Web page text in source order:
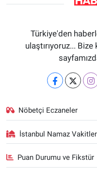
Türkiye'den
ulaştırıyoruz...
Nöbetçi Eczaneler
İstanbul Namaz
Puan Durumu ve Fikstür